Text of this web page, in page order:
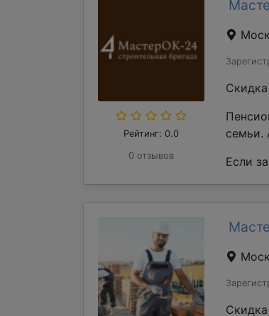
Рейтинг: 0.0
0 отзывов
семьи.
Если
Скидка